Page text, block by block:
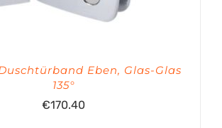
Eben, Glas-Glas
135°
€170.40